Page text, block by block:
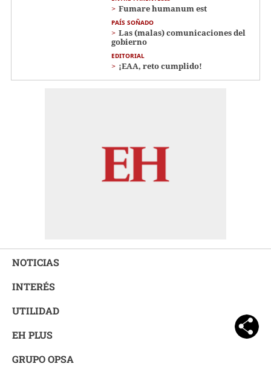
Fumare humanum est
PAÍS SOÑADO
Las (malas) comunicaciones del
gobierno
EDITORIAL
¡EAA, reto cumplido!
NOTICIAS
INTERÉS
UTILIDAD
EH PLUS
GRUPO OPSA